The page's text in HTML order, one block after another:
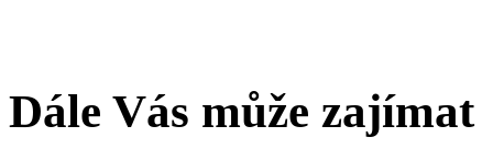
Dále Vás může zajímat